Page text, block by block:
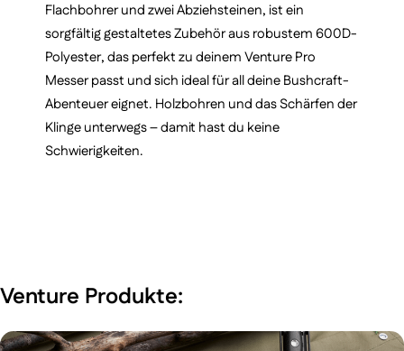
Flachbohrer und zwei Abziehsteinen, ist ein
sorgfältig gestaltetes Zubehör aus robustem 600D-
Polyester, das perfekt zu deinem Venture Pro
Messer passt und sich ideal für all deine Bushcraft-
Abenteuer eignet. Holzbohren und das Schärfen der
Klinge unterwegs – damit hast du keine
Schwierigkeiten.
Venture Produkte: